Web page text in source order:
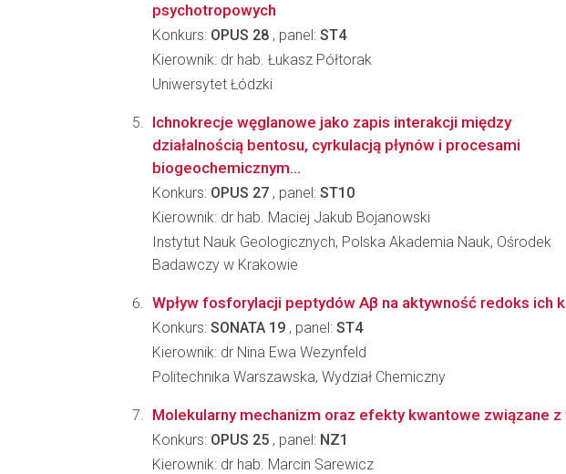
psychotropowych
Konkurs: OPUS 28 , panel: ST4
Kierownik: dr hab. Łukasz Półtorak
Uniwersytet Łódzki
Ichnokrecje węglanowe jako zapis interakcji między
działalnością bentosu, cyrkulacją płynów i procesami
biogeochemicznym...
Konkurs: OPUS 27 , panel: ST10
Kierownik: dr hab. Maciej Jakub Bojanowski
Instytut Nauk Geologicznych, Polska Akademia Nauk, Ośrodek
Badawczy w Krakowie
Wpływ fosforylacji peptydów Aβ na aktywność redoks
Konkurs: SONATA 19 , panel: ST4
Kierownik: dr Nina Ewa Wezynfeld
Politechnika Warszawska, Wydział Chemiczny
Molekularny mechanizm oraz efekty kwantowe związane
Konkurs: OPUS 25 , panel: NZ1
Kierownik: dr hab. Marcin Sarewicz